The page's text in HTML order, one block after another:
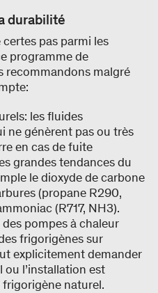
durabilité
pas parmi les
programme de
recommandons malgré
les fluides
ne génèrent pas ou très
en cas de fuite
grandes tendances du
le dioxyde de carbone
(propane R290,
(R717, NH3).
pompes à chaleur
frigorigènes sur
explicitement demander
ou l’installation est
naturel.